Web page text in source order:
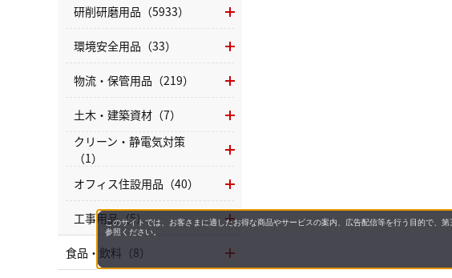
研削研磨用品（5933）
環境安全用品（33）
物流・保管用品（219）
土木・建築資材（7）
クリーン・静電気対策
（1）
オフィス住設用品（40）
工事用品（5）
食品・飲料（8）
このサイトでは、お客さまに適したお得な商品やサービスの案内、広告配信等を行う目的で、
参照ください。